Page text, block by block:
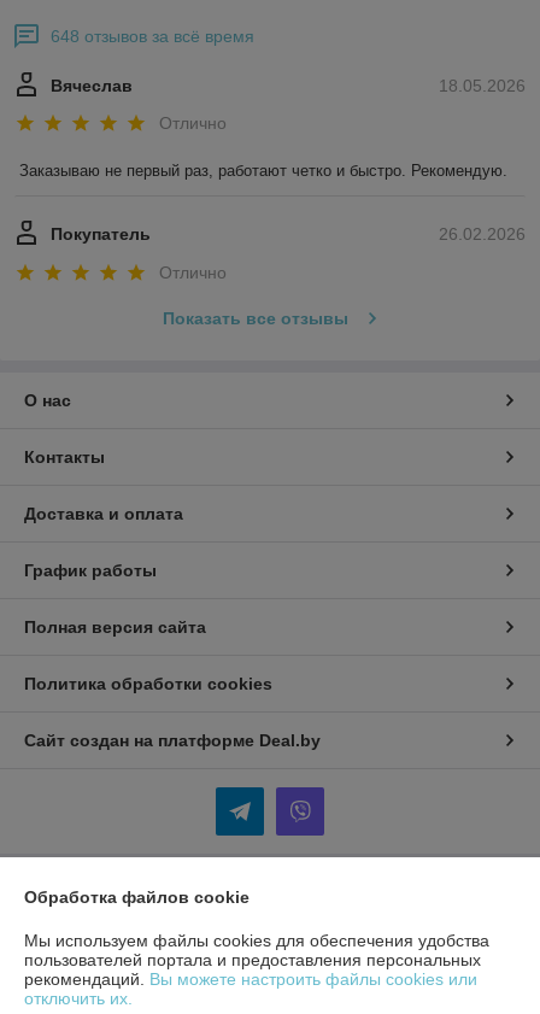
648 отзывов за всё время
18.05.2026
Вячеслав
Отлично
Заказываю не первый раз, работают четко и быстро. Рекомендую.
26.02.2026
Покупатель
Отлично
Показать все отзывы
О нас
Контакты
Доставка и оплата
График работы
Полная версия сайта
Политика обработки cookies
Сайт создан на платформе Deal.by
Информация для покупателя
Индивидуальный предприниматель:ИП Кудинов Андрей
Александрович
Беларусь, Гомельская обл., Гомельский р-н.
Обработка файлов cookie
Мы используем файлы cookies для обеспечения удобства
пользователей портала и предоставления персональных
рекомендаций. Вы можете настроить файлы cookies или
отключить их.